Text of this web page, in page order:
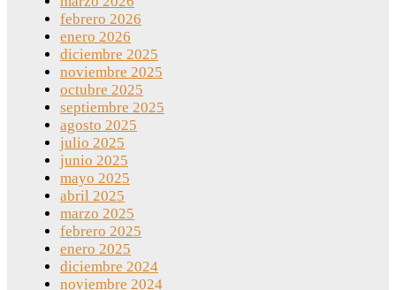
febrero 2026
enero 2026
diciembre 2025
noviembre 2025
octubre 2025
septiembre 2025
agosto 2025
julio 2025
junio 2025
mayo 2025
abril 2025
marzo 2025
febrero 2025
enero 2025
diciembre 2024
noviembre 2024